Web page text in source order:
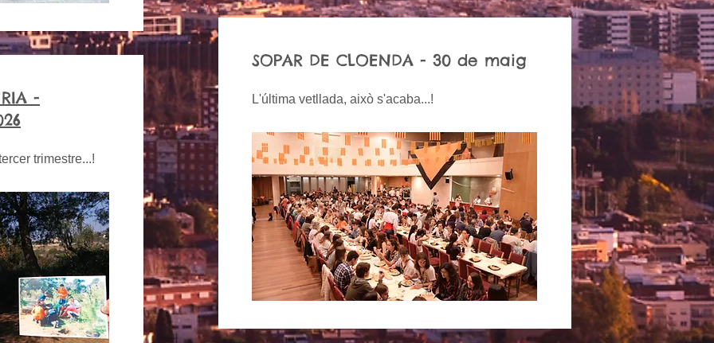
-
trimestre...!
SOPAR DE CLOENDA - 30 de maig
L'última vetllada, això s'acaba...!